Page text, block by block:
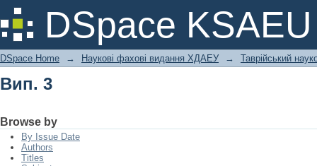
DSpace KSAEU
Вип. 3
DSpace Home → Наукові фахові видання ХДАЕУ → Таврійський
Вип. 3
Browse by
By Issue Date
Authors
Titles